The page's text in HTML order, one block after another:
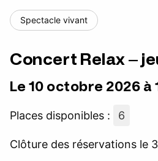
Spectacle vivant
Concert Relax –
Le 10 octobre 2026 à
Places disponibles : 6
Clôture des réservations le